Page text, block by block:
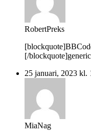
RobertPreks
[/
25 januari, 2023 kl.
MiaNag